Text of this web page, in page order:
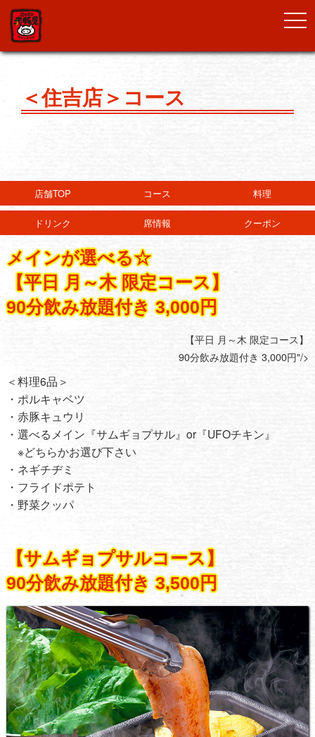
＜住吉店＞コース
店舗TOP コース 料理
ドリンク 席情報 クーポン
メインが選べる☆
【平日 月～木 限定コース】
90分飲み放題付き 3,000円
【平日 月～木 限定コース】
90分飲み放題付き 3,000円"/>
＜料理6品＞
・ポルキャベツ
・赤豚キュウリ
・選べるメイン『サムギョプサル』or『UFOチキン』
※どちらかお選び下さい
・ネギチヂミ
・フライドポテト
・野菜クッパ
【サムギョプサルコース】
90分飲み放題付き 3,500円